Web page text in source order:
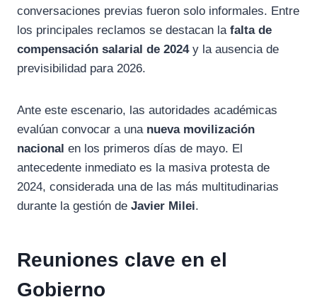
conversaciones previas fueron solo informales. Entre
los principales reclamos se destacan la falta de
compensación salarial de 2024y la ausencia de
previsibilidad para 2026.
Ante este escenario, las autoridades académicas
evalúan convocar a una nueva movilización
nacional en los primeros días de mayo. El
antecedente inmediato es la masiva protesta de
2024, considerada una de las más multitudinarias
durante la gestión de Javier Milei.
Reuniones clave en el
Gobierno